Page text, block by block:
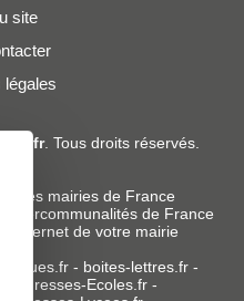
site
légales
. Tous droits réservés.
:
des mairies de France
intercommunalités de France
internet de votre mairie
- boites-lettres.fr-
Adresses-Ecoles.fr -